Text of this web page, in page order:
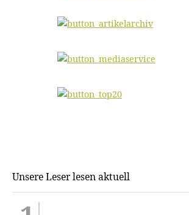
Unsere Leser lesen aktuell